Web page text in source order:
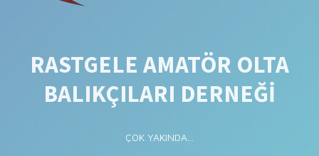
RASTGELE AMATÖR OLTA
BALIKÇILARI DERNEĞİ
ÇOK YAKINDA...